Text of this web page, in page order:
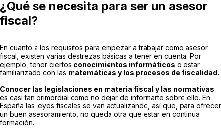
¿Qué se necesita para ser un asesor
fiscal?
En cuanto a los requisitos para empezar a trabajar como asesor
fiscal, existen varias destrezas básicas a tener en cuenta. Por
ejemplo, tener ciertos conocimientos informáticos o estar
familiarizado con las matemáticas y los procesos de fiscalidad.
Conocer las legislaciones en materia fiscal y las normativas
es casi tan primordial como no dejar de informarte sobre ello. En
España las leyes fiscales se van actualizando, así que, para ofrecer
un buen asesoramiento, no queda otra que estar en continua
formación.